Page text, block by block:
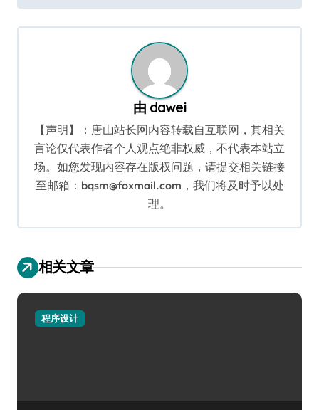
导
航
由 dawei
【声明】：唐山站长网内容转载自互联网，其相关
言论仅代表作者个人观点绝非权威，不代表本站立
场。如您发现内容存在版权问题，请提交相关链接
至邮箱：bqsm@foxmail.com，我们将及时予以处
理。
相关文章
程序设计